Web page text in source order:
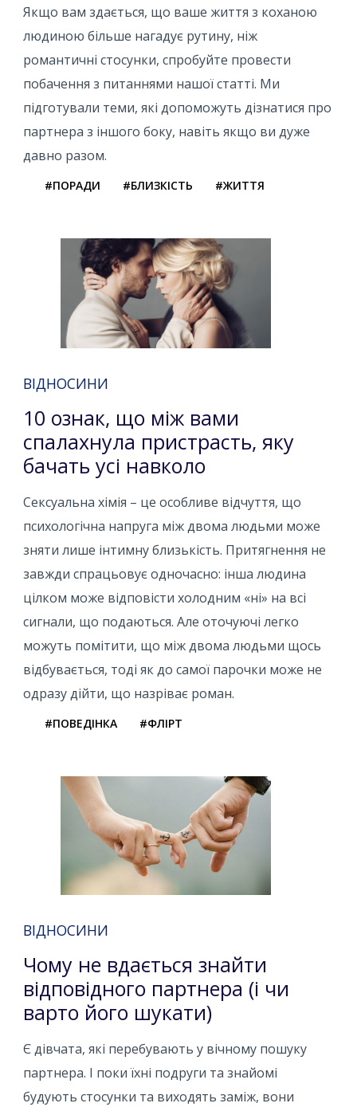
Якщо вам здається, що ваше життя з коханою
людиною більше нагадує рутину, ніж
романтичні стосунки, спробуйте провести
побачення з питаннями нашої статті. Ми
підготували теми, які допоможуть дізнатися про
партнера з іншого боку, навіть якщо ви дуже
давно разом.
#ПОРАДИ #БЛИЗКІСТЬ #ЖИТТЯ
ВІДНОСИНИ
10 ознак, що між вами
спалахнула пристрасть, яку
бачать усі навколо
Сексуальна хімія – це особливе відчуття, що
психологічна напруга між двома людьми може
зняти лише інтимну близькість. Притягнення не
завжди спрацьовує одночасно: інша людина
цілком може відповісти холодним «ні» на всі
сигнали, що подаються. Але оточуючі легко
можуть помітити, що між двома людьми щось
відбувається, тоді як до самої парочки може не
одразу дійти, що назріває роман.
#ПОВЕДІНКА #ФЛІРТ
ВІДНОСИНИ
Чому не вдається знайти
відповідного партнера (і чи
варто його шукати)
Є дівчата, які перебувають у вічному пошуку
партнера. І поки їхні подруги та знайомі
будують стосунки та виходять заміж, вони